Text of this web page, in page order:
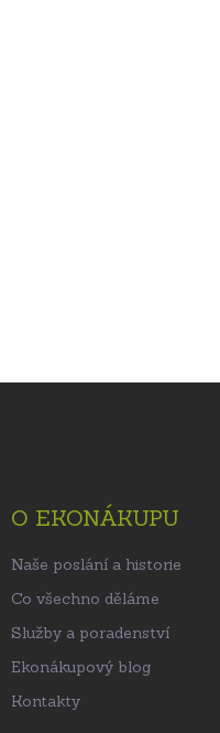
O EKONÁKUPU
Naše poslání a historie
Co všechno děláme
Služby a poradenství
Ekonákupový blog
Kontakty